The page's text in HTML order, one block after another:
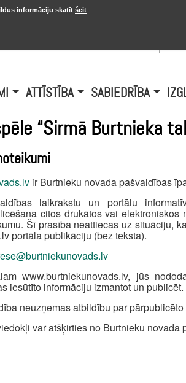
m/s
ATTĪSTĪBA SABIEDRĪBA
“Sirmā Burtnieka
ir Burtnieku novada pašvaldības
laikrakstu un portālu
citos drukātos vai
Šī prasība neattiecas uz situāciju,
portāla publikāciju (bez teksta).
www.burtniekunovads.lv, jūs
iesūtīto informāciju izmantot un publicēt.
neuzņemas atbildību par
var atšķirties no Burtnieku novada
informāciju skatīt šeit